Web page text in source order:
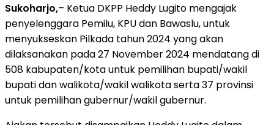
Sukoharjo,– Ketua DKPP Heddy Lugito mengajak
penyelenggara Pemilu, KPU dan Bawaslu, untuk
menyukseskan Pilkada tahun 2024 yang akan
dilaksanakan pada 27 November 2024 mendatang di
508 kabupaten/kota untuk pemilihan bupati/wakil
bupati dan walikota/wakil walikota serta 37 provinsi
untuk pemilihan gubernur/wakil gubernur.